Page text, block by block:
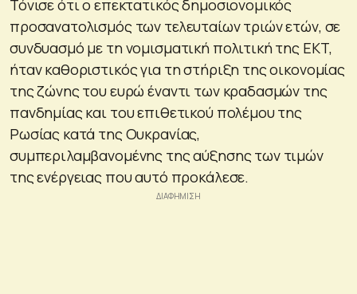
Τόνισε ότι ο επεκτατικός δημοσιονομικός
προσανατολισμός των τελευταίων τριών ετών, σε
συνδυασμό με τη νομισματική πολιτική της ΕΚΤ,
ήταν καθοριστικός για τη στήριξη της οικονομίας
της ζώνης του ευρώ έναντι των κραδασμών της
πανδημίας και του επιθετικού πολέμου της
Ρωσίας κατά της Ουκρανίας,
συμπεριλαμβανομένης της αύξησης των τιμών
της ενέργειας που αυτό προκάλεσε.